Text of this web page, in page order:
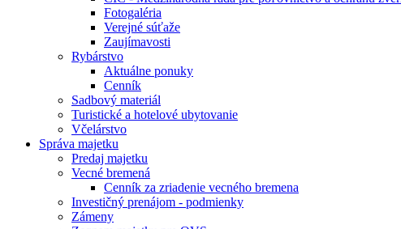
Fotogaléria
Verejné súťaže
Zaujímavosti
Rybárstvo
Aktuálne ponuky
Cenník
Sadbový materiál
Turistické a hotelové ubytovanie
Včelárstvo
Správa majetku
Predaj majetku
Vecné bremená
Cenník za zriadenie vecného bremena
Investičný prenájom - podmienky
Zámeny